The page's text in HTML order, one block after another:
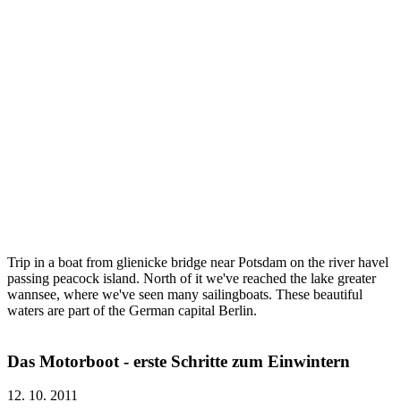
Trip in a boat from glienicke bridge near Potsdam on the river havel
passing peacock island. North of it we've reached the lake greater
wannsee, where we've seen many sailingboats. These beautiful
waters are part of the German capital Berlin.
Das Motorboot - erste Schritte zum Einwintern
12. 10. 2011